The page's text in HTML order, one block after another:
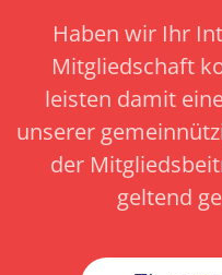
Haben wir Ihr
Mitgliedschaft
leisten damit
unserer
der
geltend